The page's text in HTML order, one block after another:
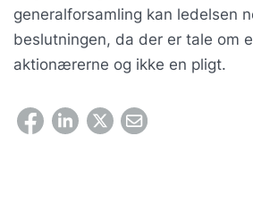
generalforsamling kan ledelsen
beslutningen, da der er tale om
aktionærerne og ikke en pligt.